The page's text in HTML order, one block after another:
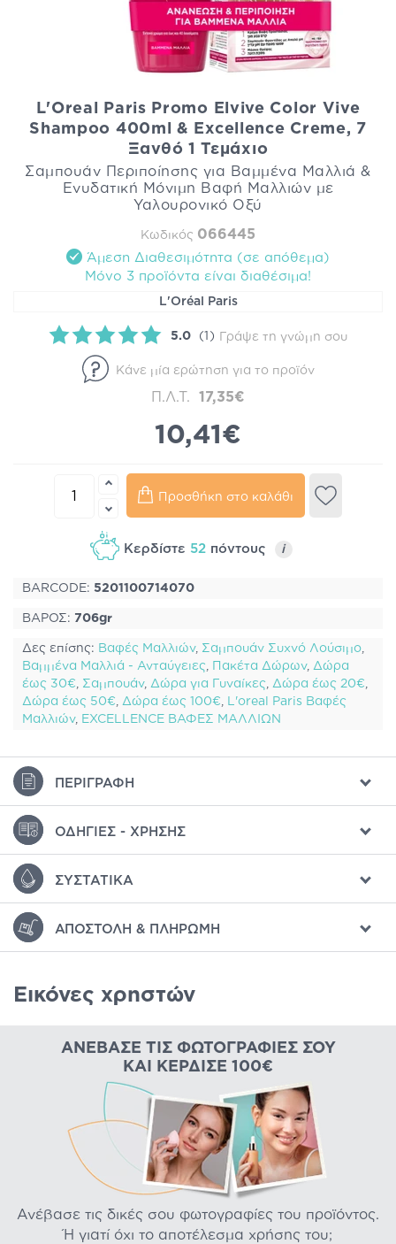
L'Oreal Paris Promo Elvive Color Vive
Shampoo 400ml & Excellence Creme, 7
Ξανθό 1 Τεμάχιο
Σαμπουάν Περιποίησης για Βαμμένα Μαλλιά &
Ενυδατική Μόνιμη Βαφή Μαλλιών με
Υαλουρονικό Οξύ
Κωδικός 066445
Άμεση Διαθεσιμότητα (σε απόθεμα)
Mόνο 3 προϊόντα είναι διαθέσιμα!
L'Oréal Paris
5.0 (1) Γράψε τη γνώμη σου
Κάνε μία ερώτηση για το προϊόν
Π.Λ.Τ. 17,35€
10,41€
Προσθήκη στο καλάθι
Κερδίστε 52 πόντους i
BARCODE: 5201100714070
ΒΑΡΟΣ: 706gr
Δες επίσης: Βαφές Μαλλιών, Σαμπουάν Συχνό Λούσιμο,
Βαμμένα Μαλλιά - Ανταύγειες, Πακέτα Δώρων, Δώρα
έως 30€, Σαμπουάν, Δώρα για Γυναίκες, Δώρα έως 20€,
Δώρα έως 50€, Δώρα έως 100€, L'oreal Paris Βαφές
Μαλλιών, EXCELLENCE ΒΑΦΕΣ ΜΑΛΛΙΩΝ
ΠΕΡΙΓΡΑΦΉ
ΟΔΗΓΊΕΣ - ΧΡΉΣΗΣ
ΣΥΣΤΑΤΙΚΆ
ΑΠΟΣΤΟΛΉ & ΠΛΗΡΩΜΉ
Εικόνες χρηστών
ΑΝΈΒΑΣΕ ΤΙΣ ΦΩΤΟΓΡΑΦΊΕΣ ΣΟΥ
ΚΑΙ ΚΈΡΔΙΣΕ 100€
Ανέβασε τις δικές σου φωτογραφίες του προϊόντος.
Ή γιατί όχι το αποτέλεσμα χρήσης του;